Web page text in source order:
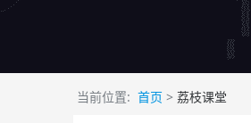
当前位置: 首页 > 荔枝课堂